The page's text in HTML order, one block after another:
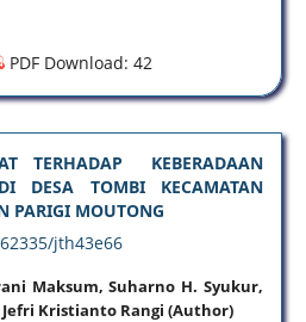
PDF Download: 42
TERHADAP KEBERADAAN
DESA TOMBI KECAMATAN
PARIGI MOUTONG
jth43e66
Maksum, Suharno H. Syukur,
Kristianto Rangi (Author)